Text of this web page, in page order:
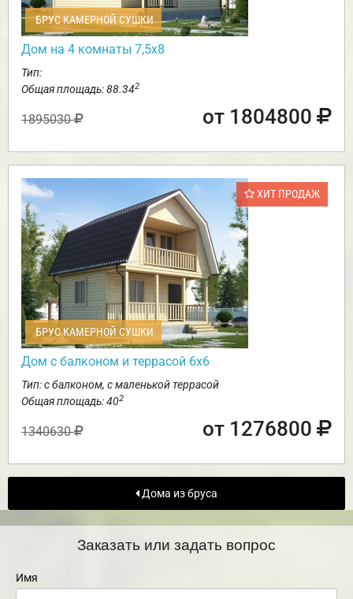
БРУС КАМЕРНОЙ СУШКИ
Дом на 4 комнаты 7,5х8
Тип:
Общая площадь: 88.342
1895030 от 1804800
ХИТ ПРОДАЖ
БРУС КАМЕРНОЙ СУШКИ
Дом с балконом и террасой 6х6
Тип: с балконом, с маленькой террасой
Общая площадь: 402
1340630 от 1276800
Дома из бруса
Заказать или задать вопрос
Имя